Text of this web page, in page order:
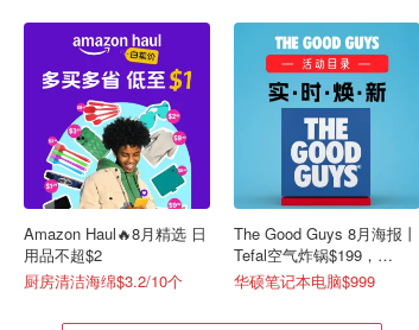
Amazon Haul🔥8月精选 日
用品不超$2
厨房清洁海绵$3.2/10个
The Good Guys 8月海报丨
Tefal空气炸锅$199，
Dyson吸尘器$364
华硕笔记本电脑$999